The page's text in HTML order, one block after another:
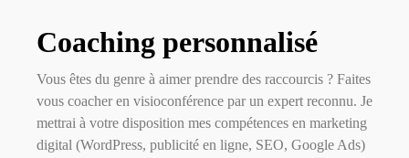
Coaching personnalisé
Vous êtes du genre à aimer prendre des raccourcis ? Faites
vous coacher en visioconférence par un expert reconnu. Je
mettrai à votre disposition mes compétences en marketing
digital (WordPress, publicité en ligne, SEO, Google Ads)